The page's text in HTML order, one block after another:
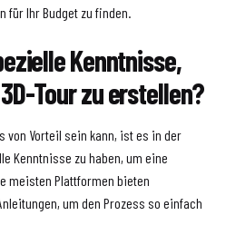
für Ihr Budget zu finden.
Kenntnisse,
Tour zu erstellen?
von Vorteil sein kann, ist es in der
Kenntnisse zu haben, um eine
meisten Plattformen bieten
um den Prozess so einfach